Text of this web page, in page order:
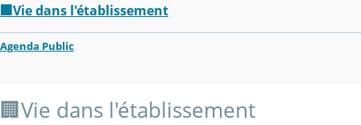
🏢Vie dans l'établissement
Agenda Public
🏢Vie dans l'établissement